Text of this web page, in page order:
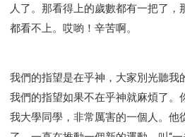
人了。那看得上的歲數都有一把了，
都看不上。哎喲！辛苦啊。
我們的指望是在乎神，大家別光聽我
我們的指望如果不在乎神就麻煩了。
我大學同學，非常厲害的一個人。他